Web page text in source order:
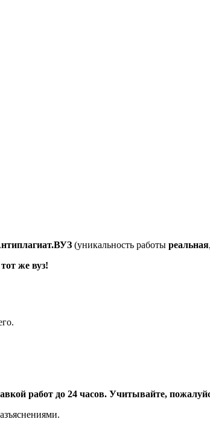
(уникальность работы реальная
же вуз!
работ до 24 часов. Учитывайте,